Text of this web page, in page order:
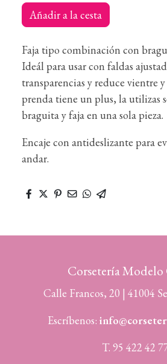
Añadir a la cesta
Faja tipo combinación con
Ideál para usar con faldas
transparencias y reduce vientre y
prenda tiene un plus, la utilizas
braguita y faja en una sola pieza.
Encaje con antideslizante para
andar.
Corsetería
Calle Francos, 20 | 41004
Escríbenos:
T. 95 422 42